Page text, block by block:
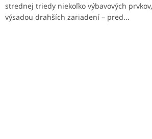
strednej triedy niekoľko výbavových
výsadou drahších zariadení – pred...